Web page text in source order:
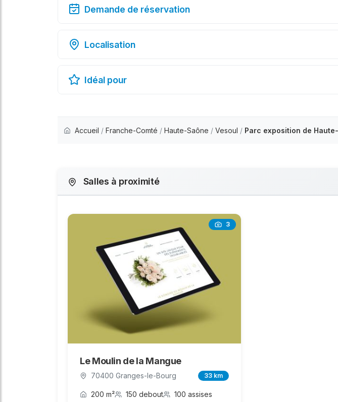
Demande de réservation
Localisation
Idéal pour
Accueil / Franche-Comté / Haute-Saône / Vesoul / Parc exposition de
Salles à proximité
3
Le Moulin de la Mangue
70400 Granges-le-Bourg 33 km
200 m² 150 debout 100 assises